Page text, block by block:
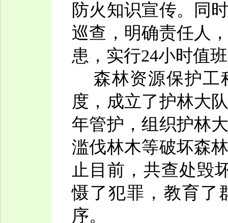
防火知识宣传。同
巡查，明确责任人
患，实行24小时值
森林资源保护工
度，成立了护林大
年管护，组织护林
滥伐林木等破坏森
止目前，共查处毁
慑了犯罪，教育了
序。